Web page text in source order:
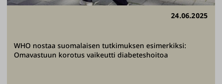
24.06.2025
WHO nostaa suomalaisen tutkimuksen esimerkiksi:
Omavastuun korotus vaikeutti diabeteshoitoa